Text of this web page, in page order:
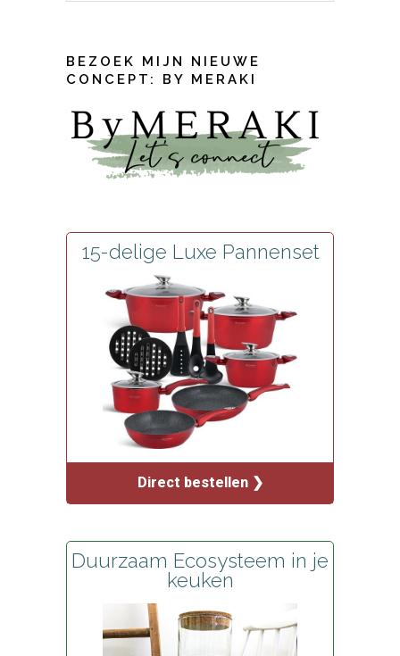
BEZOEK MIJN NIEUWE
CONCEPT: BY MERAKI
15-delige Luxe Pannenset
Direct bestellen ❯
Duurzaam Ecosysteem in je
keuken